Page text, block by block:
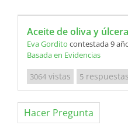
Aceite de oliva y
Eva Gordito contestada 9
Basada en Evidencias
3064 vistas 5 respuestas
Hacer Pregunta